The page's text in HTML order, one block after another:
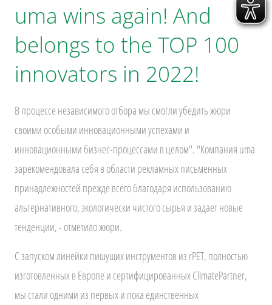
uma wins again! And
belongs to the TOP 100
innovators in 2022!
В процессе независимого отбора мы смогли убедить жюри
своими особыми инновационными успехами и
инновационными бизнес-процессами в целом". "Компания uma
зарекомендовала себя в области рекламных письменных
принадлежностей прежде всего благодаря использованию
альтернативного, экологически чистого сырья и задает новые
тенденции, - отметило жюри.
С запуском линейки пишущих инструментов из rPET, полностью
изготовленных в Европе и сертифицированных ClimatePartner,
мы стали одними из первых и пока единственных